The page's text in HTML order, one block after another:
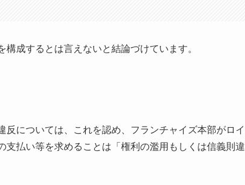
成するとは言えないと結論づけています。
については、これを認め、フランチャイズ本部がロイ
払い等を求めることは「権利の濫用もしくは信義則違